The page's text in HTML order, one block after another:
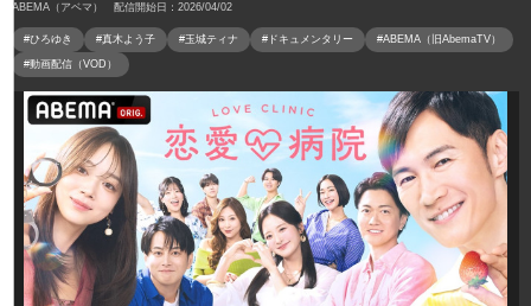
ABEMA（アベマ） 配信開始日：2026/04/02
#ひろゆき #真木よう子 #玉城ティナ #ドキュメンタリー #ABEMA（旧AbemaTV）
#動画配信（VOD）